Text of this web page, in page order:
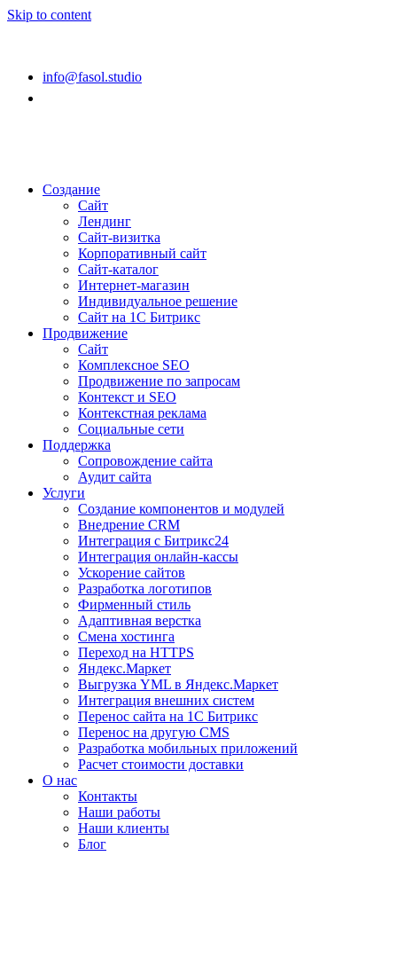
Skip to content
info@fasol.studio
Создание
Сайт
Лендинг
Сайт-визитка
Корпоративный сайт
Сайт-каталог
Интернет-магазин
Индивидуальное решение
Сайт на 1С Битрикс
Продвижение
Сайт
Комплексное SEO
Продвижение по запросам
Контекст и SEO
Контекстная реклама
Социальные сети
Поддержка
Сопровождение сайта
Аудит сайта
Услуги
Создание компонентов и модулей
Внедрение CRM
Интеграция с Битрикс24
Интеграция онлайн-кассы
Ускорение сайтов
Разработка логотипов
Фирменный стиль
Адаптивная верстка
Смена хостинга
Переход на HTTPS
Яндекс.Маркет
Выгрузка YML в Яндекс.Маркет
Интеграция внешних систем
Перенос сайта на 1С Битрикс
Перенос на другую CMS​
Разработка мобильных приложений
Расчет стоимости доставки
О нас
Контакты
Наши работы
Наши клиенты
Блог